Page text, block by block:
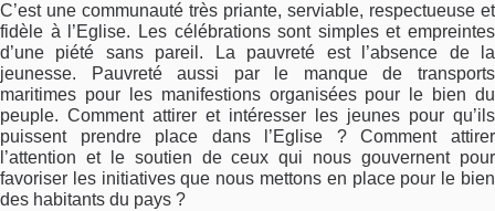
C’est une communauté très priante, serviable, respectueuse et
fidèle à l’Eglise. Les célébrations sont simples et empreintes
d’une piété sans pareil. La pauvreté est l’absence de la
jeunesse. Pauvreté aussi par le manque de transports
maritimes pour les manifestions organisées pour le bien du
peuple. Comment attirer et intéresser les jeunes pour qu’ils
puissent prendre place dans l’Eglise ? Comment attirer
l’attention et le soutien de ceux qui nous gouvernent pour
favoriser les initiatives que nous mettons en place pour le bien
des habitants du pays ?